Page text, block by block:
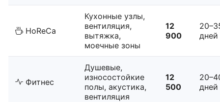
HoReCa
Кухонные узлы,
вентиляция,
вытяжка,
моечные зоны
12
900
дней
Фитнес
Душевые,
износостойкие
полы, акустика,
вентиляция
12
500
дней